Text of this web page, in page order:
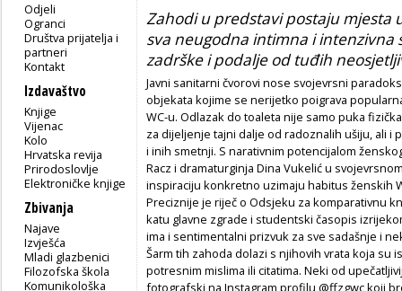
Odjeli
Ogranci
Društva prijatelja i
partneri
Kontakt
Izdavaštvo
Knjige
Vijenac
Kolo
Hrvatska revija
Prirodoslovlje
Elektroničke knjige
Zbivanja
Najave
Izvješća
Mladi glazbenici
Filozofska škola
Komunikološka
Zahodi u predstavi postaju mjesta
sva neugodna intimna i intenzivna
zadrške i podalje od tuđih
Javni sanitarni čvorovi nose svojevrsni
objekata kojime se nerijetko poigrava
WC-u. Odlazak do toaleta nije samo puka
za dijeljenje tajni dalje od radoznalih ušiju, ali i
i inih smetnji. S narativnim potencijalom
Racz i dramaturginja Dina Vukelić u
inspiraciju konkretno uzimaju habitus ženskih
Preciznije je riječ o Odsjeku za komparativnu
katu glavne zgrade i studentski časopis
ima i sentimentalni prizvuk za sve sadašnje i
Šarm tih zahoda dolazi s njihovih vrata koja su
potresnim mislima ili citatima. Neki od
fotografski na Instagram profilu @ffzgwc koji